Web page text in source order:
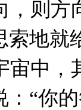
，则方
索地就
宙中，
：“你